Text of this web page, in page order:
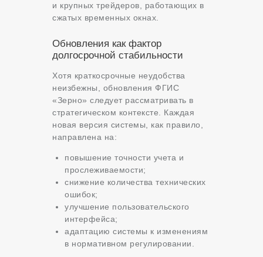
и крупных трейдеров, работающих в
сжатых временных окнах.
Обновления как фактор
долгосрочной стабильности
Хотя краткосрочные неудобства
неизбежны, обновления ФГИС
«Зерно» следует рассматривать в
стратегическом контексте. Каждая
новая версия системы, как правило,
направлена на:
повышение точности учета и
прослеживаемости;
снижение количества технических
ошибок;
улучшение пользовательского
интерфейса;
адаптацию системы к изменениям
в нормативном регулировании.